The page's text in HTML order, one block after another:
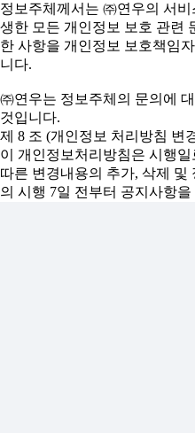
정보주체께서는 ㈜연우의 서
생한 모든 개인정보 보호 관련
한 사항을 개인정보 보호책임
니다.
㈜연우는 정보주체의 문의에
것입니다.
제 8 조 (개인정보 처리방침 변
이 개인정보처리방침은 시행
따른 변경내용의 추가, 삭제
의 시행 7일 전부터 공지사항